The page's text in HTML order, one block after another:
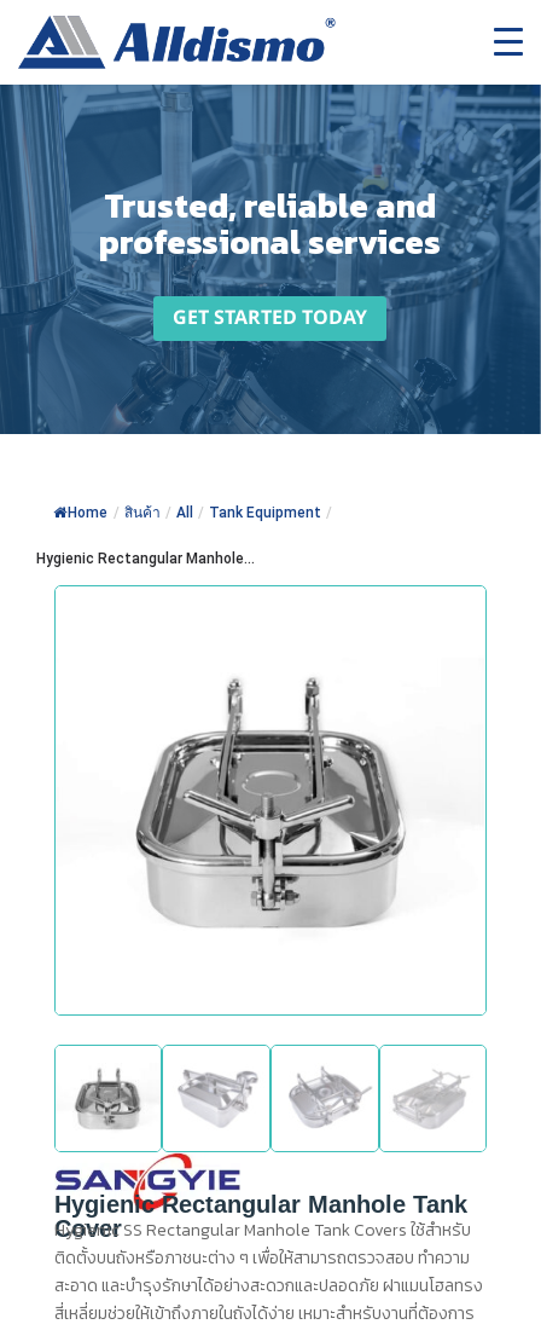
Trusted, reliable and
professional services
GET STARTED TODAY
Home / สินค้า / All / Tank Equipment /
Hygienic Rectangular Manhole...
Hygienic Rectangular Manhole Tank
Cover
Hygienic SS Rectangular Manhole Tank Covers ใช้สำหรับ
ติดตั้งบนถังหรือภาชนะต่าง ๆ เพื่อให้สามารถตรวจสอบ ทำความ
สะอาด และบำรุงรักษาได้อย่างสะดวกและปลอดภัย ฝาแมนโฮลทรง
สี่เหลี่ยมช่วยให้เข้าถึงภายในถังได้ง่าย เหมาะสำหรับงานที่ต้องการ